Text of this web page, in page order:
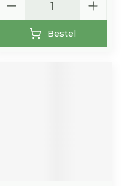
Bestel